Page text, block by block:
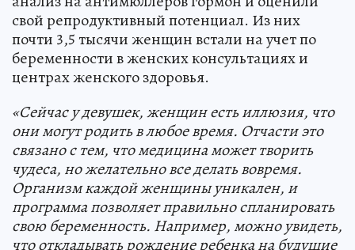
свой репродуктивный потенциал. Из них
почти 3,5 тысячи женщин встали на учет по
беременности в женских консультациях и
центрах женского здоровья.
«Сейчас у девушек, женщин есть иллюзия, что
они могут родить в любое время. Отчасти это
связано с тем, что медицина может творить
чудеса, но желательно все делать вовремя.
Организм каждой женщины уникален, и
программа позволяет правильно спланировать
свою беременность. Например, можно увидеть,
что откладывать рождение ребенка на будущие